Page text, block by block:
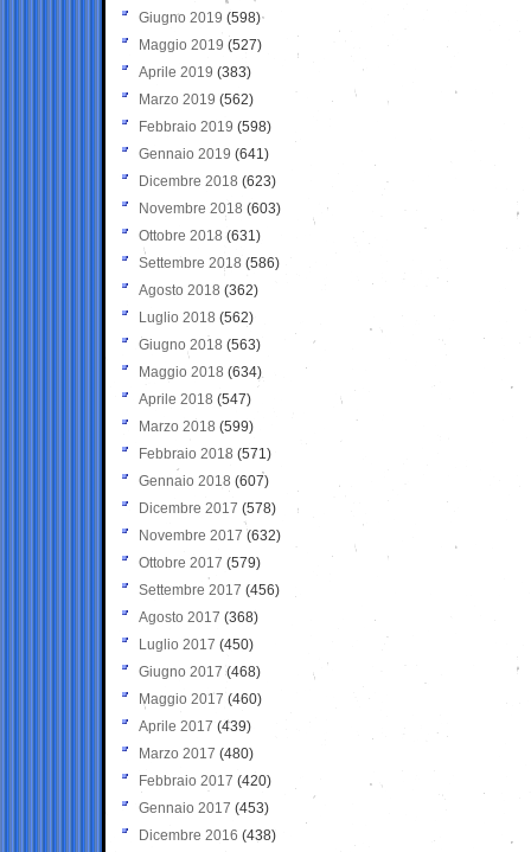
Giugno 2019 (598)
Maggio 2019 (527)
Aprile 2019 (383)
Marzo 2019 (562)
Febbraio 2019 (598)
Gennaio 2019 (641)
Dicembre 2018 (623)
Novembre 2018 (603)
Ottobre 2018 (631)
Settembre 2018 (586)
Agosto 2018 (362)
Luglio 2018 (562)
Giugno 2018 (563)
Maggio 2018 (634)
Aprile 2018 (547)
Marzo 2018 (599)
Febbraio 2018 (571)
Gennaio 2018 (607)
Dicembre 2017 (578)
Novembre 2017 (632)
Ottobre 2017 (579)
Settembre 2017 (456)
Agosto 2017 (368)
Luglio 2017 (450)
Giugno 2017 (468)
Maggio 2017 (460)
Aprile 2017 (439)
Marzo 2017 (480)
Febbraio 2017 (420)
Gennaio 2017 (453)
Dicembre 2016 (438)